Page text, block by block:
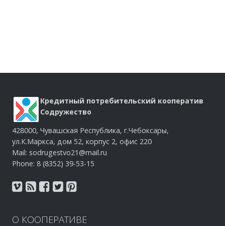
Кредитный потребительский кооператив
Содружество
428000, Чувашская Республика, г.Чебоксары,
ул.К.Маркса, дом 52, корпус 2, офис 220
Mail: sodrugestvo21@mail.ru
Phone: 8 (8352) 39-53-15
О КООПЕРАТИВЕ